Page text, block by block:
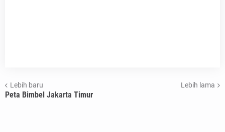
Lebih baru Lebih lama
Peta Bimbel Jakarta Timur